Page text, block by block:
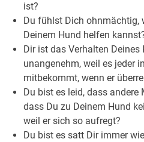
ist?
Du fühlst Dich ohnmächtig,
Deinem Hund helfen
Dir ist das Verhalten
unangenehm, weil es jeder
mitbekommt, wenn er
Du bist es leid, dass andere
dass Du zu Deinem Hund
weil er sich so aufregt?
Du bist es satt Dir immer